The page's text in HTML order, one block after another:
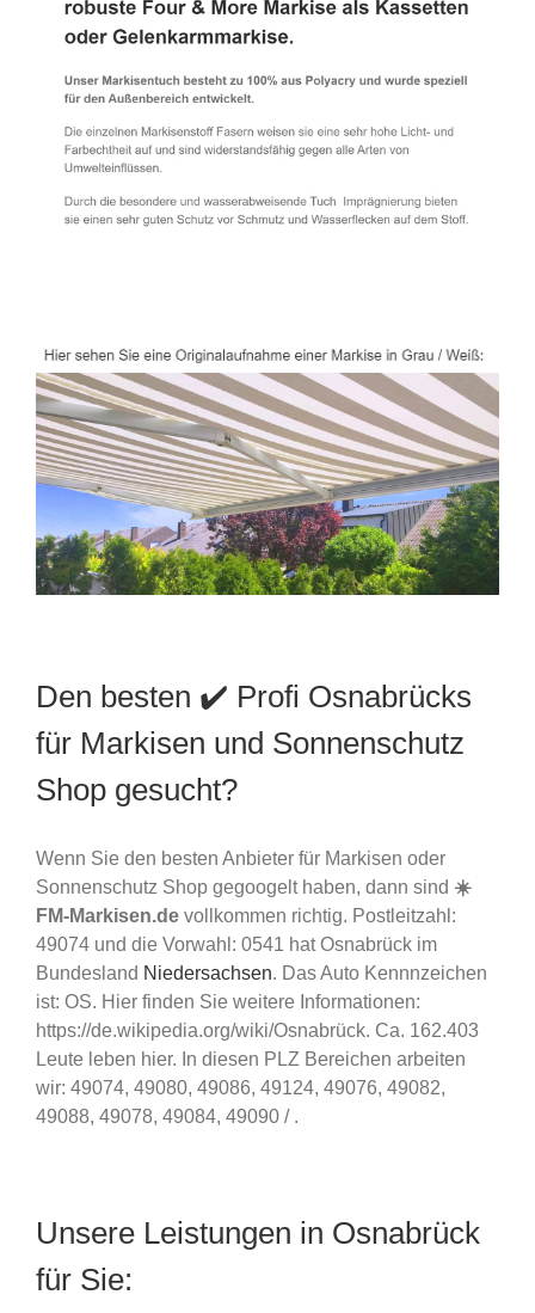
Den besten ✔️ Profi Osnabrücks
für Markisen und Sonnenschutz
Shop gesucht?
Wenn Sie den besten Anbieter für Markisen oder
Sonnenschutz Shop gegoogelt haben, dann sind ☀️
FM-Markisen.de vollkommen richtig. Postleitzahl:
49074 und die Vorwahl: 0541 hat Osnabrück im
Bundesland Niedersachsen. Das Auto Kennnzeichen
ist: OS. Hier finden Sie weitere Informationen:
https://de.wikipedia.org/wiki/Osnabrück. Ca. 162.403
Leute leben hier. In diesen PLZ Bereichen arbeiten
wir: 49074, 49080, 49086, 49124, 49076, 49082,
49088, 49078, 49084, 49090 / .
Unsere Leistungen in Osnabrück
für Sie: